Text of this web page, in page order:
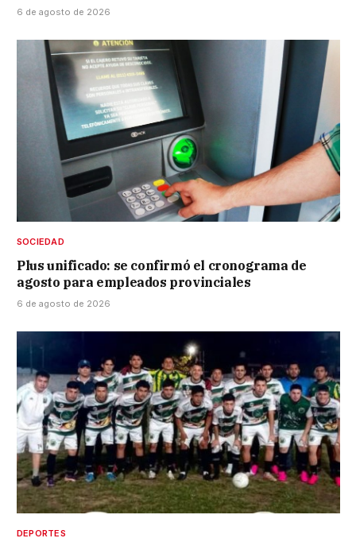
6 de agosto de 2026
SOCIEDAD
Plus unificado: se confirmó el cronograma de
agosto para empleados provinciales
6 de agosto de 2026
DEPORTES